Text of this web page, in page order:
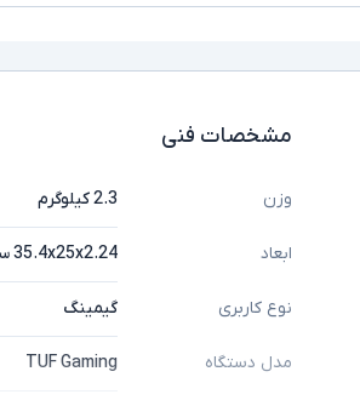
مشخصات فنی
وزن 2.3 کیلوگرم
ابعاد 35.4x25x2.24 سانتی متر
نوع کاربری گیمینگ
مدل دستگاه TUF Gaming